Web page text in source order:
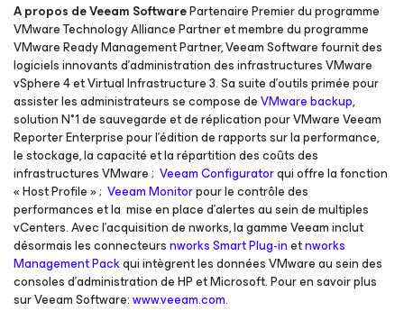
A propos de Veeam SoftwarePartenaire Premier du programme
VMware Technology Alliance Partner et membre du programme
VMware Ready Management Partner, Veeam Software fournit des
logiciels innovants d’administration des infrastructures VMware
vSphere 4 et Virtual Infrastructure 3. Sa suite d’outils primée pour
assister les administrateurs se compose deVMware backup,
solution N°1 de sauvegarde et de réplication pour VMware Veeam
Reporter Enterprise pour l’édition de rapports sur la performance,
le stockage, la capacité et la répartition des coûts des
infrastructures VMware ; Veeam Configuratorqui offre la fonction
« Host Profile » ; Veeam Monitorpour le contrôle des
performances et la mise en place d’alertes au sein de multiples
vCenters. Avec l’acquisition de nworks, la gamme Veeam inclut
désormais les connecteursnworks Smart Plug-inetnworks
Management Packqui intègrent les données VMware au sein des
consoles d’administration de HP et Microsoft. Pour en savoir plus
sur Veeam Software:www.veeam.com.